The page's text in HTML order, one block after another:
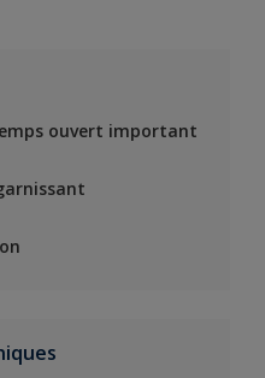
ouvert important